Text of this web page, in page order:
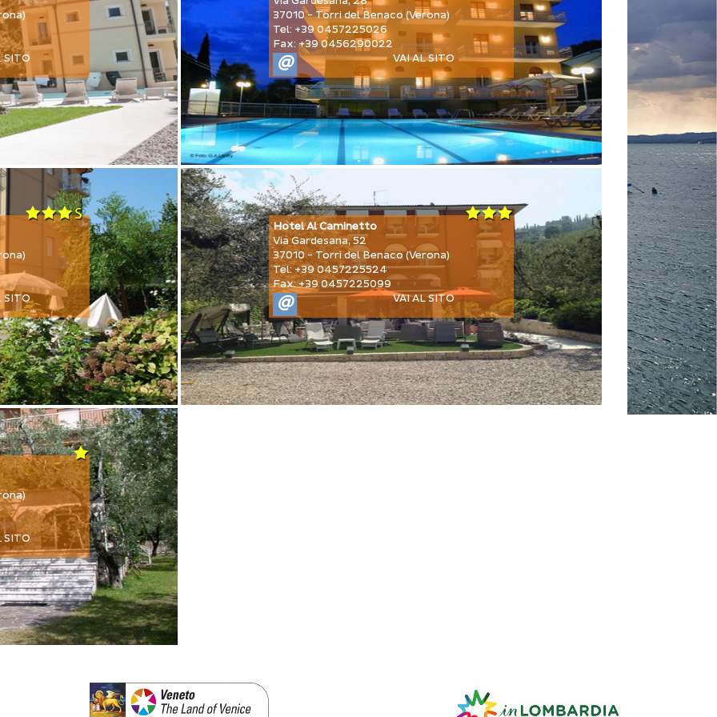
SITO
37010 - Torri del Benaco (Verona)
Tel: +39 0457225026
Fax: +39 0456290022
@ VAI AL SITO
SITO
Hotel Al Caminetto
Via Gardesana, 52
37010 - Torri del Benaco (Verona)
Tel: +39 0457225524
Fax: +39 0457225099
@ VAI AL SITO
SITO